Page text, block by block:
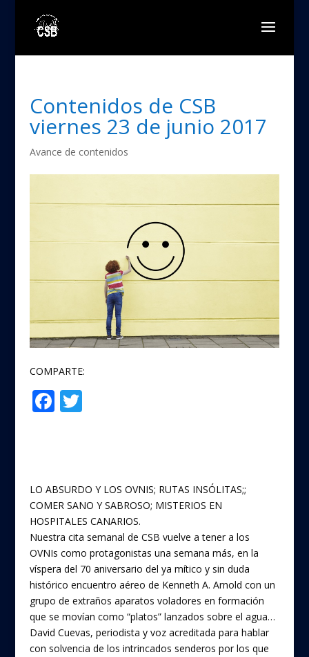
Contenidos de CSB
viernes 23 de junio 2017
Avance de contenidos
COMPARTE:
F
o
o
k
T
LO ABSURDO Y LOS OVNIS; RUTAS INSÓLITAS;;
COMER SANO Y SABROSO; MISTERIOS EN
HOSPITALES CANARIOS.
Nuestra cita semanal de CSB vuelve a tener a los
OVNIs como protagonistas una semana más, en la
víspera del 70 aniversario del ya mítico y sin duda
histórico encuentro aéreo de Kenneth A. Arnold con un
grupo de extraños aparatos voladores en formación
que se movían como “platos” lanzados sobre el agua…
David Cuevas, periodista y voz acreditada para hablar
con solvencia de los intrincados senderos por los que